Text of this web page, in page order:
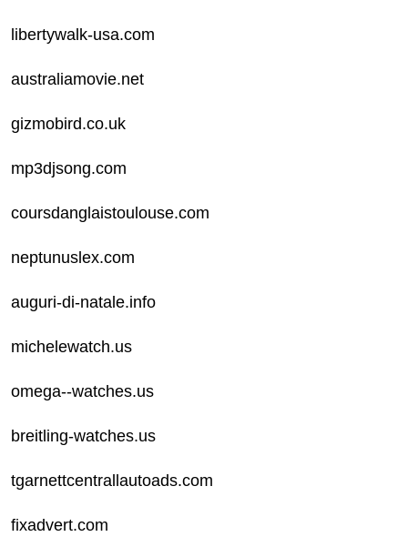
libertywalk-usa.com
australiamovie.net
gizmobird.co.uk
mp3djsong.com
coursdanglaistoulouse.com
neptunuslex.com
auguri-di-natale.info
michelewatch.us
omega--watches.us
breitling-watches.us
tgarnettcentrallautoads.com
fixadvert.com